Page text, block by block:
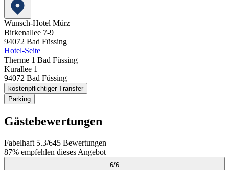
Wunsch-Hotel Mürz
Birkenallee 7-9
94072 Bad Füssing
Hotel-Seite
Therme 1 Bad Füssing
Kurallee 1
94072 Bad Füssing
kostenpflichtiger Transfer
Parking
Gästebewertungen
Fabelhaft 5.3/645 Bewertungen
87% empfehlen dieses Angebot
6/6